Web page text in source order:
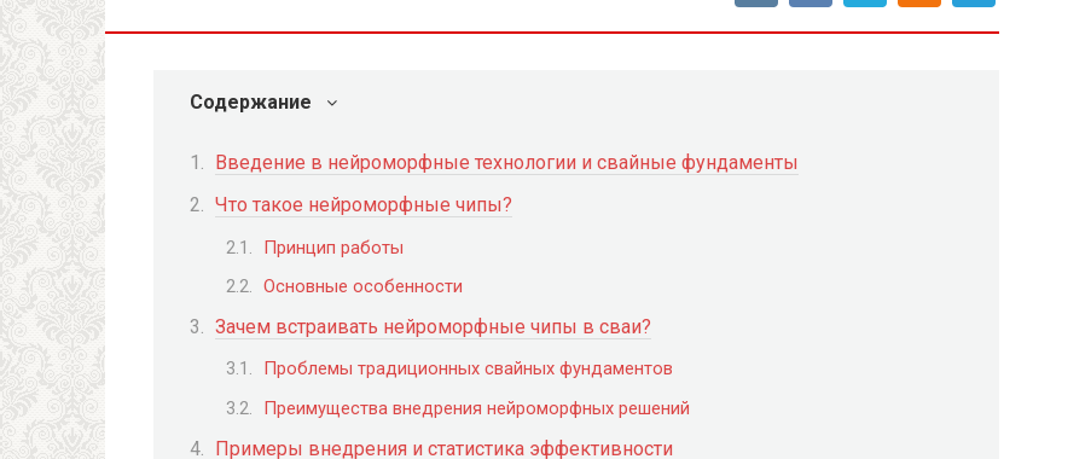
Содержание
Введение в нейроморфные технологии и свайные фундаменты
Что такое нейроморфные чипы?
Принцип работы
Основные особенности
Зачем встраивать нейроморфные чипы в сваи?
Проблемы традиционных свайных фундаментов
Преимущества внедрения нейроморфных решений
Примеры внедрения и статистика эффективности